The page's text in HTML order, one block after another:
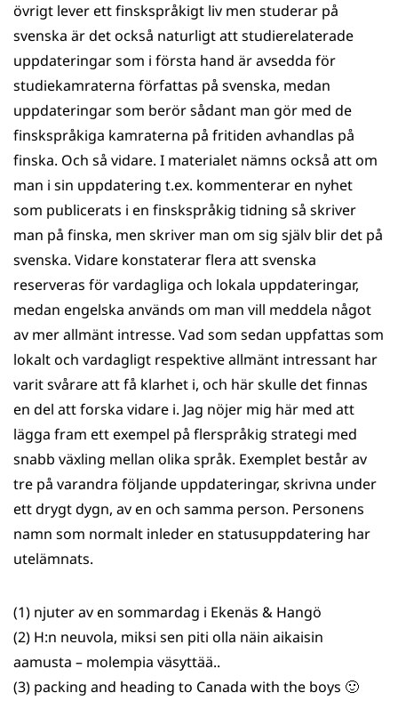
övrigt lever ett finskspråkigt liv men studerar på
svenska är det också naturligt att studierelaterade
uppdateringar som i första hand är avsedda för
studiekamraterna författas på svenska, medan
uppdateringar som berör sådant man gör med de
finskspråkiga kamraterna på fritiden avhandlas på
finska. Och så vidare. I materialet nämns också att om
man i sin uppdatering t.ex. kommenterar en nyhet
som pub­licerats i en finskspråkig tidning så skriver
man på finska, men skriver man om sig själv blir det på
svenska. Vidare konstaterar flera att svenska
reserveras för vardagliga och lokala uppdateringar,
medan engelska används om man vill meddela något
av mer allmänt intresse. Vad som sedan uppfattas som
lokalt och vardagligt respektive allmänt intressant har
varit svårare att få klarhet i, och här skulle det finnas
en del att forska vidare i. Jag nöjer mig här med att
lägga fram ett exempel på flerspråkig strategi med
snabb växling mellan olika språk. Exemplet består av
tre på varandra följande uppdateringar, skrivna under
ett drygt dygn, av en och samma person. Personens
namn som normalt inleder en statusuppdatering har
utelämnats.
(1) njuter av en sommardag i Ekenäs & Hangö
(2) H:n neuvola, miksi sen piti olla näin aikaisin
aamusta – molempia väsyttää..
(3) packing and heading to Canada with the boys 🙂